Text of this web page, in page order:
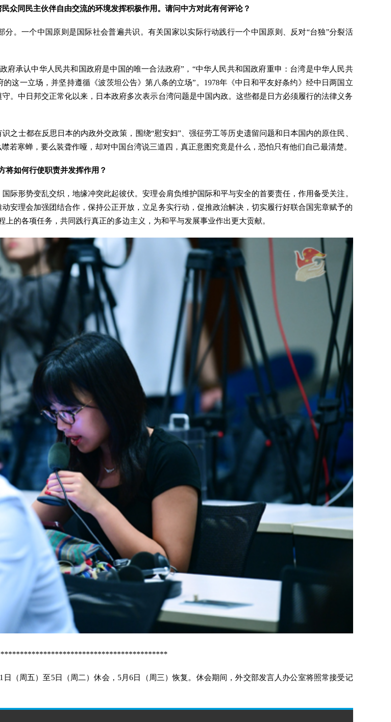
众同民主伙伴自由交流的环境发挥积极作用。请问中方对此有何评论？
。一个中国原则是国际社会普遍共识。有关国家以实际行动践行一个中国原则、反对“台独”分裂活
府承认中华人民共和国政府是中国的唯一合法政府”，“中华人民共和国政府重申：台湾是中华人民共
这一立场，并坚持遵循《波茨坦公告》第八条的立场”。1978年《中日和平友好条约》经中日两国立
。中日邦交正常化以来，日本政府多次表示台湾问题是中国内政。这些都是日方必须履行的法律义务
之士都在反思日本的内政外交政策，围绕“慰安妇”、强征劳工等历史遗留问题和日本国内的原住民、
若寒蝉，要么装聋作哑，却对中国台湾说三道四，真正意图究竟是什么，恐怕只有他们自己最清楚。
将如何行使职责并发挥作用？
际形势变乱交织，地缘冲突此起彼伏。安理会肩负维护国际和平与安全的首要责任，作用备受关注。
安理会加强团结合作，保持公正开放，立足务实行动，促推政治解决，切实履行好联合国宪章赋予的
的各项任务，共同践行真正的多边主义，为和平与发展事业作出更大贡献。
（周五）至5日（周二）休会，5月6日（周三）恢复。休会期间，外交部发言人办公室将照常接受记